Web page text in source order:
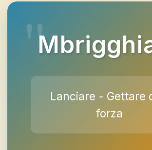
Lanciare - Gettare
forza